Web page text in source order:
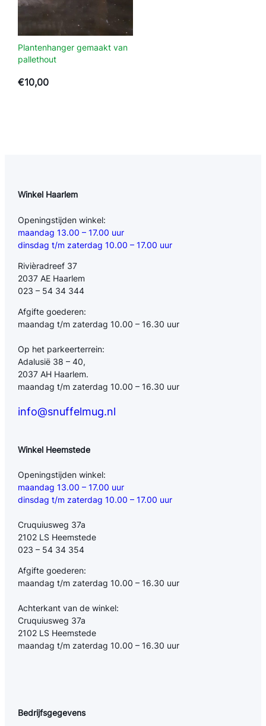
Plantenhanger gemaakt van
pallethout
€10,00
Winkel Haarlem
Openingstijden winkel:
maandag 13.00 – 17.00 uur
dinsdag t/m zaterdag 10.00 – 17.00 uur
Rivièradreef 37
2037 AE Haarlem
023 – 54 34 344
Afgifte goederen:
maandag t/m zaterdag 10.00 – 16.30 uur
Op het parkeerterrein:
Adalusië 38 – 40,
2037 AH Haarlem.
maandag t/m zaterdag 10.00 – 16.30 uur
info@snuffelmug.nl
Winkel Heemstede
Openingstijden winkel:
maandag 13.00 – 17.00 uur
dinsdag t/m zaterdag 10.00 – 17.00 uur
Cruquiusweg 37a
2102 LS Heemstede
023 – 54 34 354
Afgifte goederen:
maandag t/m zaterdag 10.00 – 16.30 uur
Achterkant van de winkel:
Cruquiusweg 37a
2102 LS Heemstede
maandag t/m zaterdag 10.00 – 16.30 uur
Bedrijfsgegevens